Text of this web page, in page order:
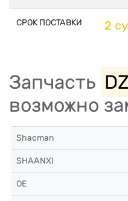
СРОК ПОСТАВКИ 2
Запчасть
возможно
Shacman
SHAANXI
OE